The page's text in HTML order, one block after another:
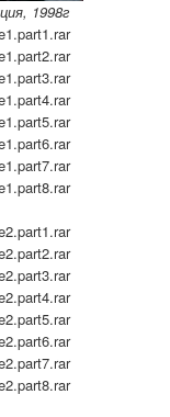
1998г